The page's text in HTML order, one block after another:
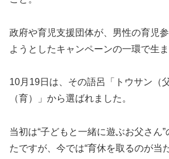
政府や育児支援団体が、男性の育児
ようとしたキャンペーンの一環で生ま
10月19日は、その語呂「トウサン（
（育）」から選ばれました。
当初は“子どもと一緒に遊ぶお父さん
たですが、今では“育休を取るのが当